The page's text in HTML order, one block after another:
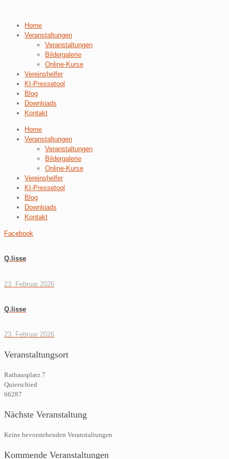
Home
Veranstaltungen
Veranstaltungen
Bildergalerie
Online-Kurse
Vereinshelfer
KI-Pressetool
Blog
Downloads
Kontakt
Home
Veranstaltungen
Veranstaltungen
Bildergalerie
Online-Kurse
Vereinshelfer
KI-Pressetool
Blog
Downloads
Kontakt
Facebook
Q.lisse
23. Februar 2026
Q.lisse
23. Februar 2026
Veranstaltungsort
Rathausplatz 7
Quierschied
66287
Nächste Veranstaltung
Keine bevorstehenden Veranstaltungen
Kommende Veranstaltungen